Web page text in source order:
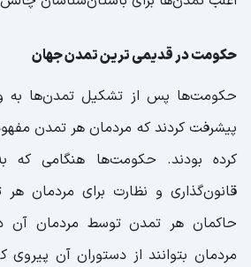
حکومت در قدیمی ترین تمدن جهان
حکومت‌ها پس از تشکیل تمدن‌ها به
پیشرفت کردند که مردمان هر تمدن
کرده بودند. حکومت‌ها هنگامی که
قانون‌گذاری و نظارت برای مردمان
حاکمان هر تمدن توسط مردمان آن
مردمان بتوانند از دستوران آن پیروی